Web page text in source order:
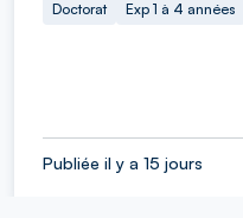
Doctorat
Exp 1 à 4 années
Publiée il y a 15 jours